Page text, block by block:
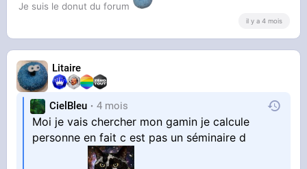
STREAMABLE
Quand t’es le seul papa solide à la
sortie d’école !
Il fait tellement pitié putain
Je suis le donut du forum
il y a 4 mois
Litaire
CielBleu 4 mois
Moi je vais chercher mon gamin je calcule
personne en fait c est pas un séminaire d